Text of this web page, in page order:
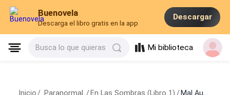
Buenovela
Descarga el libro gratis en la app
Descargar
Busca lo que quieras Mi biblioteca
Inicio / Paranormal / En Las Sombras (Libro 1) / Mal Augurio